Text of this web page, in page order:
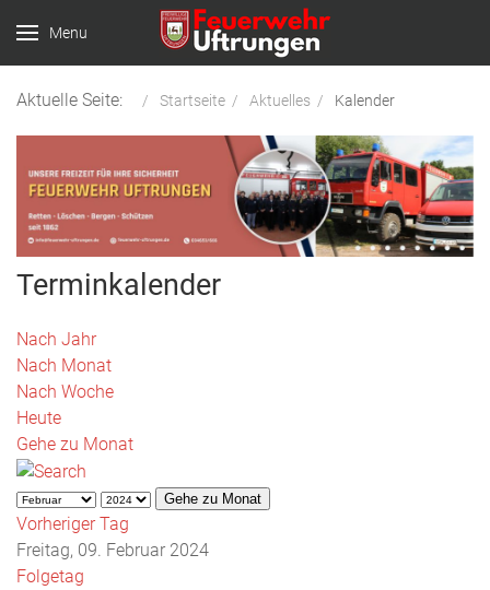
Menu
Aktuelle Seite: Startseite Aktuelles Kalender
Terminkalender
Nach Jahr
Nach Monat
Nach Woche
Heute
Gehe zu Monat
Gehe zu Monat
Vorheriger Tag
Freitag, 09. Februar 2024
Folgetag